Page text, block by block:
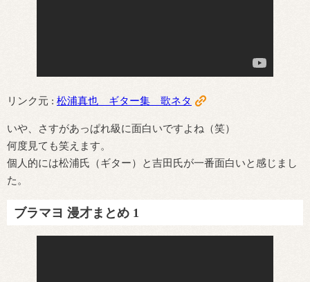
リンク元 : 松浦真也 ギター集 歌ネタ
いや、さすがあっぱれ級に面白いですよね（笑）
何度見ても笑えます。
個人的には松浦氏（ギター）と吉田氏が一番面白いと感じまし
た。
ブラマヨ 漫才まとめ 1